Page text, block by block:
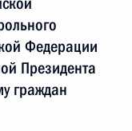
Федерации
Президента
граждан